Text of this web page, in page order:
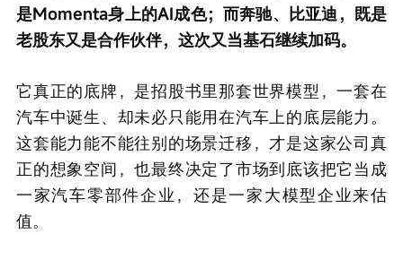
是Momenta身上的AI成色；而奔驰、比亚迪，既是
老股东又是合作伙伴，这次又当基石继续加码。
它真正的底牌，是招股书里那套世界模型，一套在
汽车中诞生、却未必只能用在汽车上的底层能力。
这套能力能不能往别的场景迁移，才是这家公司真
正的想象空间，也最终决定了市场到底该把它当成
一家汽车零部件企业，还是一家大模型企业来估
值。